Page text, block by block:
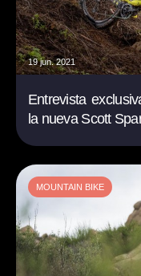
19 jun. 2021
Entrevista
la nueva Scott
MOUNTAIN BIKE